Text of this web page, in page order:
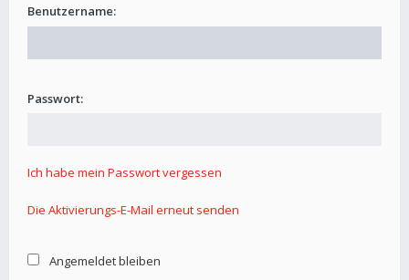
Benutzername:
Passwort:
Ich habe mein Passwort vergessen
Die Aktivierungs-E-Mail erneut senden
Angemeldet bleiben